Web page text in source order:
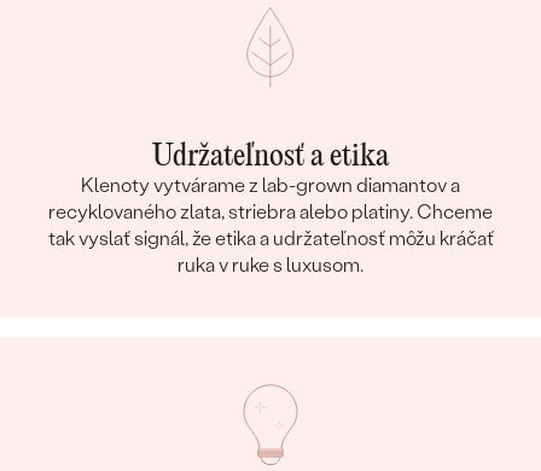
Udržateľnosť a etika
Klenoty vytvárame z lab-grown diamantov a
recyklovaného zlata, striebra alebo platiny. Chceme
tak vyslať signál, že etika a udržateľnosť môžu kráčať
ruka v ruke s luxusom.